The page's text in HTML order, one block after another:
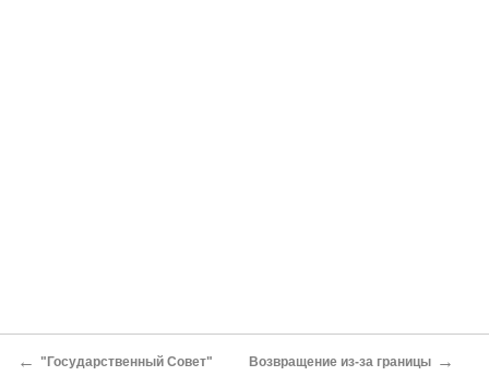
← "Государственный Совет" Возвращение из-за границы →